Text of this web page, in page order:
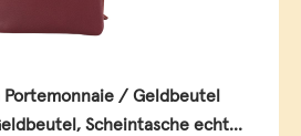
Portemonnaie / Geldbeutel
Scheintasche echt